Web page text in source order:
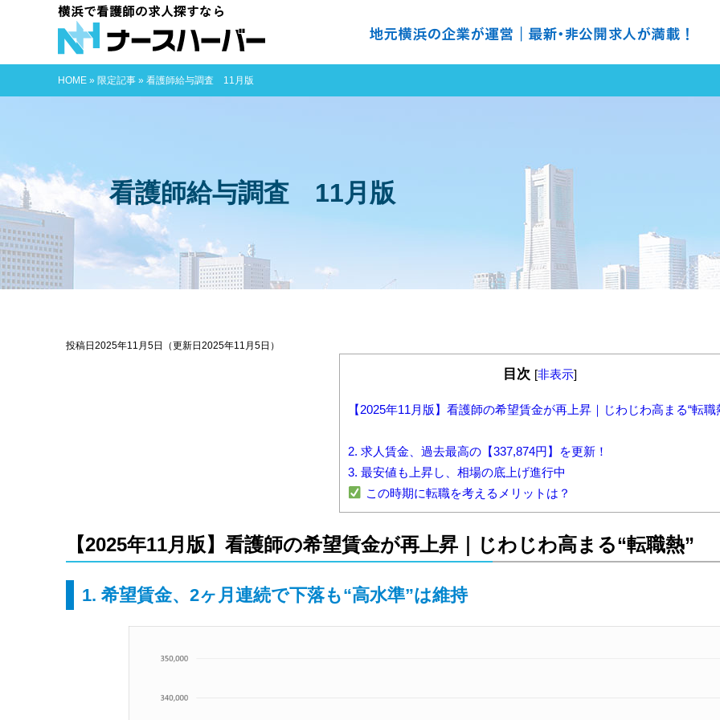
HOME » 限定記事 » 看護師給与調査 11月版
看護師給与調査 11月版
投稿日2025年11月5日 （更新日2025年11月5日）
目次 [非表示]
【2025年11月版】看護師の希望賃金が再上昇｜じわじわ高まる“転職
2. 求人賃金、過去最高の【337,874円】を更新！
3. 最安値も上昇し、相場の底上げ進行中
この時期に転職を考えるメリットは？
【2025年11月版】看護師の希望賃金が再上昇｜じわじわ高まる“転職熱”
1. 希望賃金、2ヶ月連続で下落も“高水準”は維持